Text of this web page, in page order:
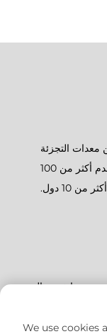
التجزئة
واللوجستيات من سوتشو يواندا، التي تقدم أكثر من 100
10 دول.
We use cookies